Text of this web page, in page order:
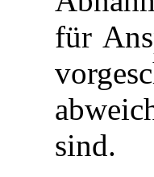
für
sind.